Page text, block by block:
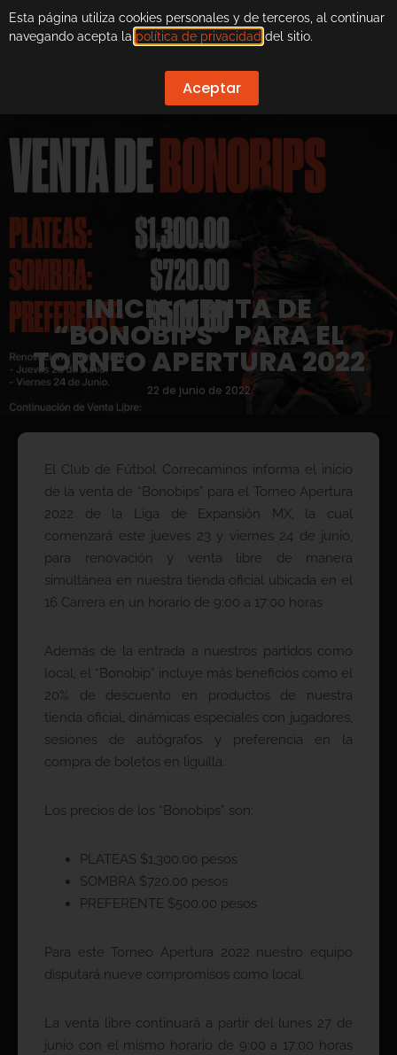
INICIA VENTA DE
“BONOBIPS” PARA EL
TORNEO APERTURA 2022
22 de junio de 2022
El Club de Fútbol Correcaminos informa el inicio
de la venta de “Bonobips” para el Torneo Apertura
2022 de la Liga de Expansión MX, la cual
comenzará este jueves 23 y viernes 24 de junio,
para renovación y venta libre de manera
simultánea en nuestra tienda oficial ubicada en el
16 Carrera en un horario de 9:00 a 17:00 horas
Además de la entrada a nuestros partidos como
local, el “Bonobip” incluye más beneficios como el
20% de descuento en productos de nuestra
tienda oficial, dinámicas especiales con jugadores,
sesiones de autógrafos y preferencia en la
compra de boletos en liguilla.
Los precios de los “Bonobips” son:
PLATEAS $1,300.00 pesos
SOMBRA $720.00 pesos
PREFERENTE $500.00 pesos
Para este Torneo Apertura 2022 nuestro equipo
disputará nueve compromisos como local.
La venta libre continuará a partir del lunes 27 de
junio con el mismo horario de 9:00 a 17:00 horas
Esta página utiliza cookies personales y de terceros, al continuar
navegando acepta la política de privacidad del sitio.
Aceptar